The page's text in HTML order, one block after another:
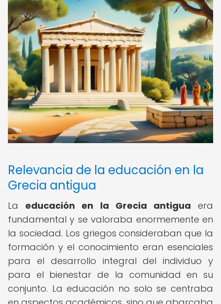
Relevancia de la educación en la
Grecia antigua
La educación en la Grecia antigua era
fundamental y se valoraba enormemente en
la sociedad. Los griegos consideraban que la
formación y el conocimiento eran esenciales
para el desarrollo integral del individuo y
para el bienestar de la comunidad en su
conjunto. La educación no solo se centraba